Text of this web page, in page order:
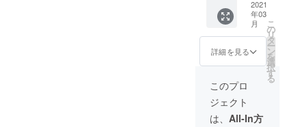
箱
20ヶ月
2021
年03
月
詳細を見る
こ
の
リ
タ
ー
ン
を
選
択
す
る
このプロ
ジェクト
は、 All-In方